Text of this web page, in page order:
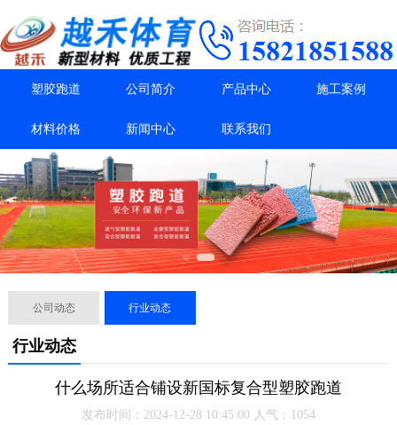
塑胶跑道 公司简介 产品中心 施工案例
材料价格 新闻中心 联系我们
公司动态 行业动态
行业动态
什么场所适合铺设新国标复合型塑胶跑道
发布时间：2024-12-28 10:45:00 人气：1054